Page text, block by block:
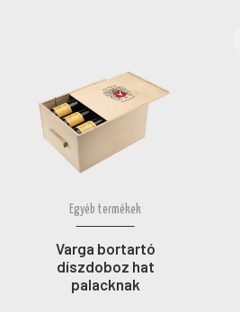
Egyéb termékek
Varga bortartó
díszdoboz hat
palacknak